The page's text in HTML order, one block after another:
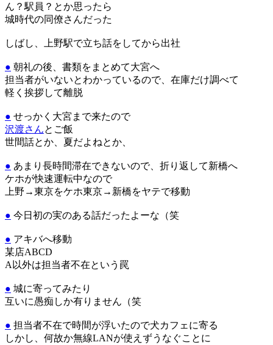
ん？駅員？とか思ったら
城時代の同僚さんだった
しばし、上野駅で立ち話をしてから出社
● 朝礼の後、書類をまとめて大宮へ
担当者がいないとわかっているので、在庫だけ調べて
軽く挨拶して離脱
● せっかく大宮まで来たので
沢渡さんとご飯
世間話とか、夏だよねとか、
● あまり長時間滞在できないので、折り返して新橋へ
ケホが快速運転中なので
上野→東京をケホ東京→新橋をヤテで移動
● 今日初の実のある話だったよーな（笑
● アキバへ移動
某店ABCD
A以外は担当者不在という罠
● 城に寄ってみたり
互いに愚痴しか有りません（笑
● 担当者不在で時間が浮いたので犬カフェに寄る
しかし、何故か無線LANが使えずうなぐことに